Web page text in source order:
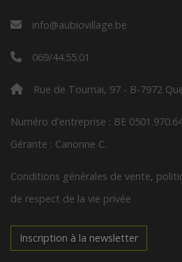
info@aubiovillage.be
069/44.55.01
Rue de Tournai, 97 - B-7972
Numéro d'entreprise : BE
Gérante : Canonne C.
Conditions générales de vente,
de respect de la vie privée
Inscription à la newsletter